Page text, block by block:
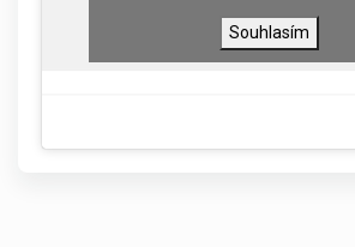
Souhlasím